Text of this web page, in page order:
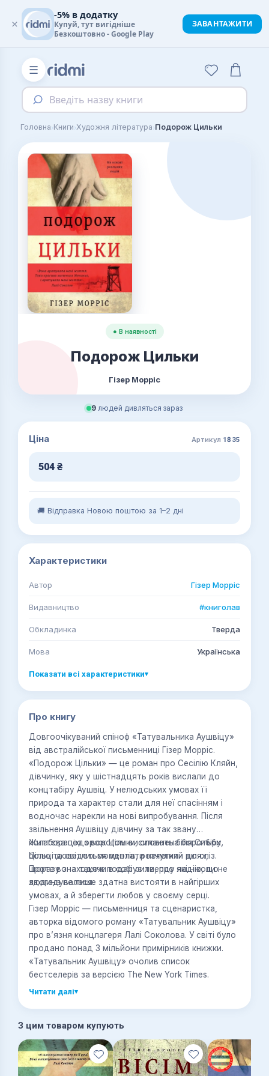
☰
Введіть назву книги
Головна›Книги›Художня література›Подорож Цильки
● В наявності
Подорож Цильки
Гізер Морріс
9 людей дивляться зараз
Ціна Артикул 1835
504 ₴
🚚 Відправка Новою поштою за 1–2 дні
Характеристики
Автор Гізер Морріс
Видавництво #книголав
Обкладинка Тверда
Мова Українська
Показати всі характеристики▾
Про книгу
Довгоочікуваний спіноф «Татувальника Аушвіцу»
від австралійської письменниці Гізер Морріс.
«Подорож Цільки» — це роман про Сесілію Кляйн,
дівчинку, яку у шістнадцять років вислали до
концтабіру Аушвіц. У нелюдських умовах її
природа та характер стали для неї спасінням і
водночас нарекли на нові випробування. Після
звільнення Аушвіцу дівчину за так звану
колаборацію з ворогом висилають біля Сибіру.
Цільці доведеться здолати нелегкий шлях,
щоразу знаходячи в собі сили, про які ніколи не
здогадувалася.
Життєва подорож Цільки, сповнена боротьби,
болю та світлих моментів, розчулити до сліз.
Проте вона також подарує тверду надію, що
людина не лише здатна вистояти в найгірших
умовах, а й зберегти любов у своєму серці.
Гізер Морріс — письменниця та сценаристка,
авторка відомого роману «Татувальник Аушвіцу»
про в’язня концлагеря Лалі Соколова. У світі було
продано понад 3 мільйони примірників книжки.
«Татувальник Аушвіцу» очолив список
бестселерів за версією The New York Times.
Читати далі▾
З цим товаром купують
×
-5% в додатку
Купуй, тут вигідніше
Безкоштовно - Google Play
ЗАВАНТАЖИТИ